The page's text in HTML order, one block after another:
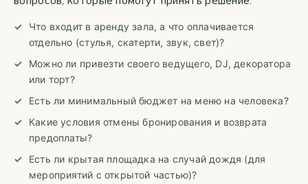
Что входит в аренду зала, а что оплачивается
отдельно (стулья, скатерти, звук, свет)?
Можно ли привезти своего ведущего, DJ, декоратора
или торт?
Есть ли минимальный бюджет на меню на человека?
Какие условия отмены бронирования и возврата
предоплаты?
Есть ли крытая площадка на случай дождя (для
мероприятий с открытой частью)?